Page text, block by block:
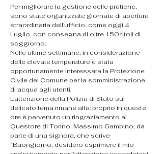
Per migliorare la gestione delle pratiche,
sono state organizzate giornate di apertura
straordinaria dell’ufficio, come oggi 4
Luglio, con consegna di oltre 150 titoli di
soggiorno.
Nelle ultime settimane, in considerazione
delle elevate temperature è stata
opportunamente interessata la Protezione
Civile del Comune per la somministrazione
di acqua agli utenti.
L’attenzione della Polizia di Stato sul
delicato tema rimane alta: proprio in queste
ore è pervenuto un ringraziamento al
Questore di Torino, Massimo Gambino, da
parte di una signora, che scrive
“Buongiorno, desidero esprimere il mio